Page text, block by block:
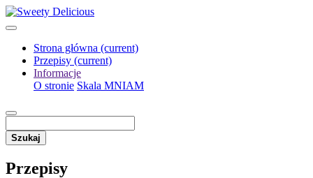
Strona główna (current)
Przepisy (current)
Informacje
O stronie Skala MNIAM
Szukaj
Przepisy